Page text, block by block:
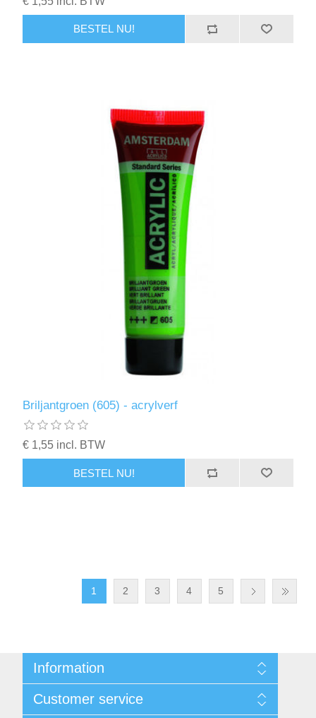
BESTEL NU!
Briljantgroen (605) - acrylverf
€ 1,55 incl. BTW
BESTEL NU!
1 2 3 4 5
Information
Voorwaarden
Customer service